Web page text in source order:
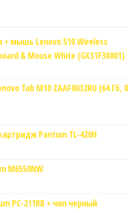
+ мышь Lenovo 510 Wireless
& Mouse White (GX31F38001)
Tab M10 ZAAF0032RU (64 Гб, 8
Pantum TL-420H
M6550NW
PC-211RB + чип черный